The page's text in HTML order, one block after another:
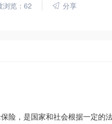
浏览：62 分享
险，是国家和社会根据一定